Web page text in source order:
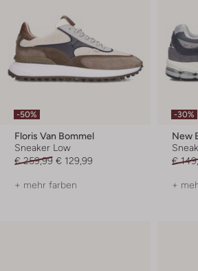
-50%
Floris Van Bommel
Sneaker Low
€ 259,99 € 129,99
+ mehr farben
-30%
New
€
+